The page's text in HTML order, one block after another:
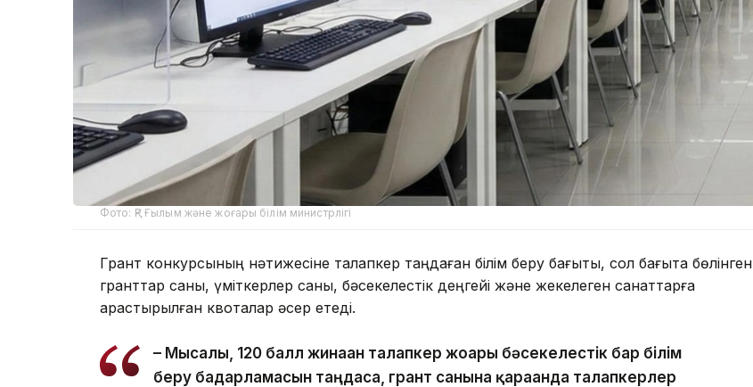
Фото: ҚР Ғылым және жоғары білім министрлігі
Грант конкурсының нәтижесіне талапкер таңдаған білім беру бағыты, сол бағытқа бөлінген
гранттар саны, үміткерлер саны, бәсекелестік деңгейі және жекелеген санаттарға
қарастырылған квоталар әсер етеді.
– Мысалы, 120 балл жинаған талапкер жоғары бәсекелестік бар білім
беру бағдарламасын таңдаса, грант санына қарағанда талапкерлер